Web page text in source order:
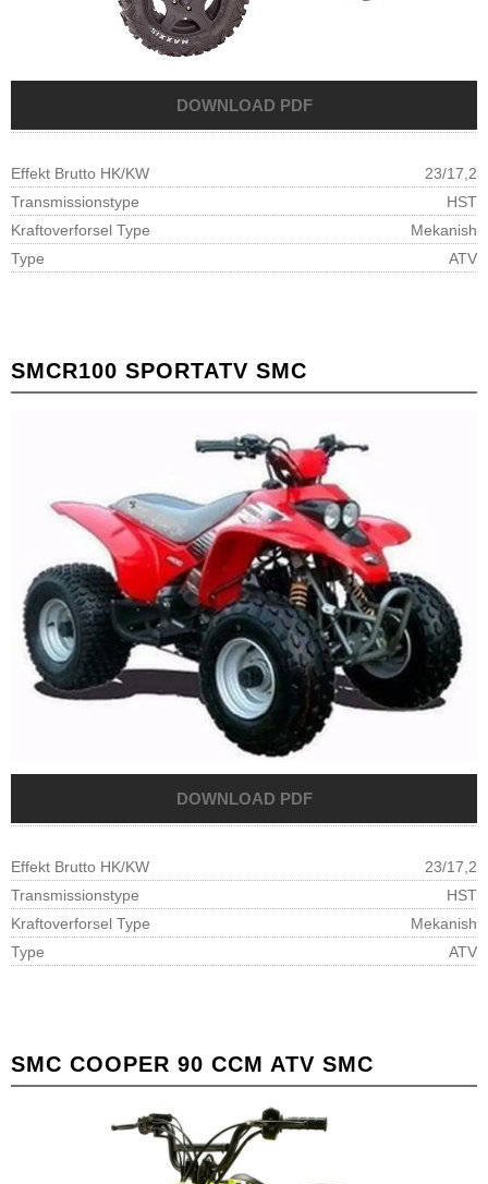
Effekt Brutto HK/KW
23/17,2
Transmissionstype
HST
Kraftoverforsel Type
Mekanish
Type
ATV
SMCR100 SPORTATV SMC
Effekt Brutto HK/KW
23/17,2
Transmissionstype
HST
Kraftoverforsel Type
Mekanish
Type
ATV
SMC COOPER 90 CCM ATV SMC